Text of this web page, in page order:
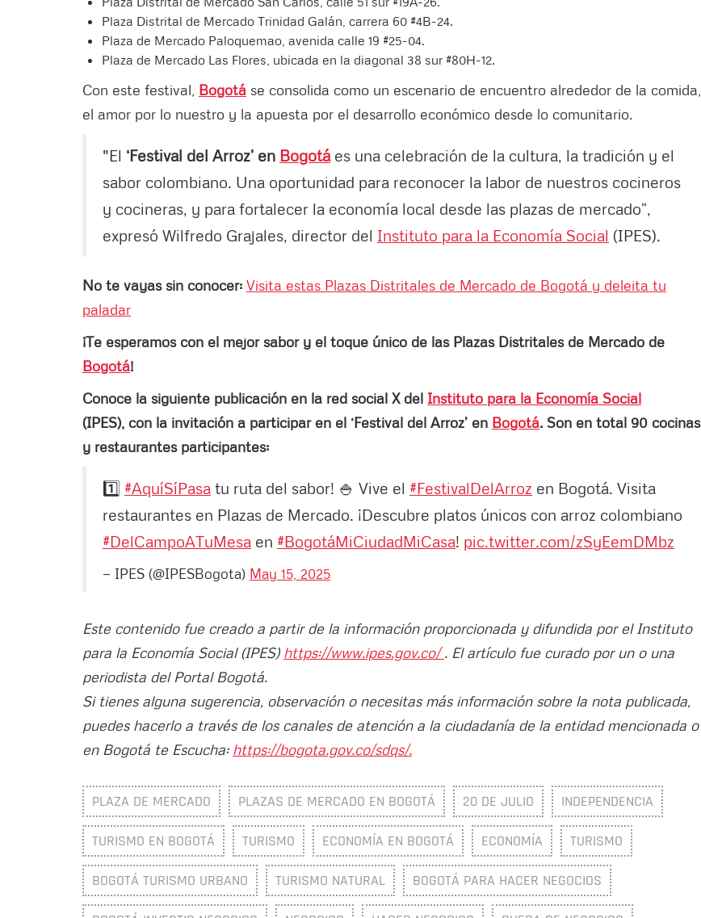
Plaza Distrital de Mercado Trinidad Galán, carrera 60 #4B-24.
Plaza de Mercado Paloquemao, avenida calle 19 #25-04.
Plaza de Mercado Las Flores, ubicada en la diagonal 38 sur #80H-12.
Con este festival, Bogotá se consolida como un escenario de encuentro alrededor de la comida,
el amor por lo nuestro y la apuesta por el desarrollo económico desde lo comunitario.
"El ‘Festival del Arroz’ en Bogotá es una celebración de la cultura, la tradición y el
sabor colombiano. Una oportunidad para reconocer la labor de nuestros cocineros
y cocineras, y para fortalecer la economía local desde las plazas de mercado”,
expresó Wilfredo Grajales, director del Instituto para la Economía Social (IPES).
No te vayas sin conocer: Visita estas Plazas Distritales de Mercado de Bogotá y deleita tu
paladar
¡Te esperamos con el mejor sabor y el toque único de las Plazas Distritales de Mercado de
Bogotá!
Conoce la siguiente publicación en la red social X del Instituto para la Economía Social
(IPES), con la invitación a participar en el ‘Festival del Arroz’ en Bogotá. Son en total 90 cocinas
y restaurantes participantes:
1️⃣ #AquíSíPasa tu ruta del sabor! 🍚 Vive el #FestivalDelArroz en Bogotá. Visita
restaurantes en Plazas de Mercado. ¡Descubre platos únicos con arroz colombiano
#DelCampoATuMesa en #BogotáMiCiudadMiCasa! pic.twitter.com/zSyEemDMbz
— IPES (@IPESBogota) May 15, 2025
Este contenido fue creado a partir de la información proporcionada y difundida por el Instituto
para la Economía Social (IPES) https://www.ipes.gov.co/. El artículo fue curado por un o una
periodista del Portal Bogotá.
Si tienes alguna sugerencia, observación o necesitas más información sobre la nota publicada,
puedes hacerlo a través de los canales de atención a la ciudadanía de la entidad mencionada o
en Bogotá te Escucha: https://bogota.gov.co/sdqs/.
PLAZA DE MERCADO PLAZAS DE MERCADO EN BOGOTÁ 20 DE JULIO INDEPENDENCIA
TURISMO EN BOGOTÁ TURISMO ECONOMÍA EN BOGOTÁ ECONOMÍA TURISMO
BOGOTÁ TURISMO URBANO TURISMO NATURAL BOGOTÁ PARA HACER NEGOCIOS